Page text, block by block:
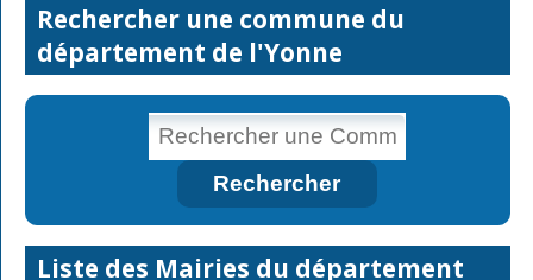
Rechercher une commune du
département de l'Yonne
Liste des Mairies du département